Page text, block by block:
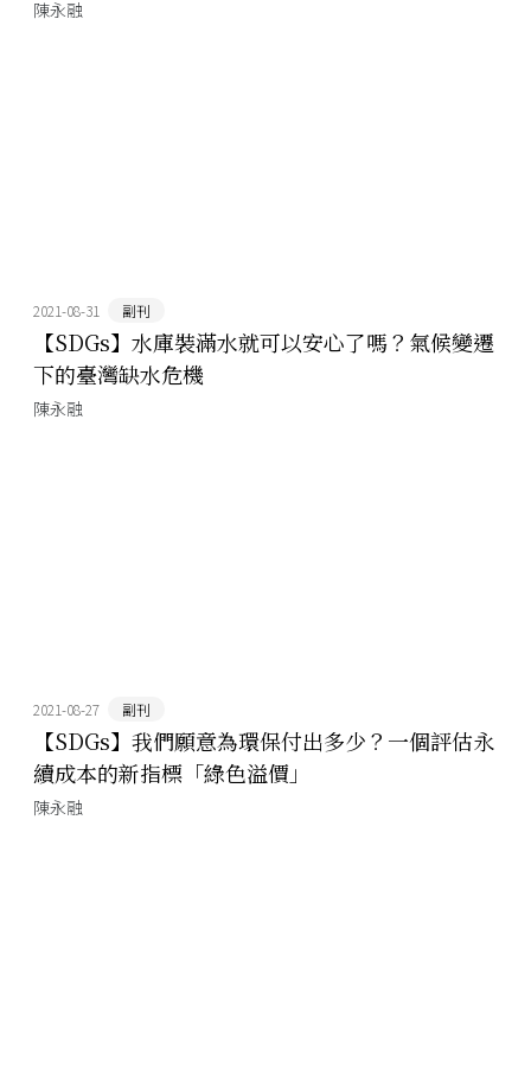
陳永融
2021-08-31 副刊
【SDGs】水庫裝滿水就可以安心了嗎？氣候變遷
下的臺灣缺水危機
陳永融
2021-08-27 副刊
【SDGs】我們願意為環保付出多少？一個評估永
續成本的新指標「綠色溢價」
陳永融